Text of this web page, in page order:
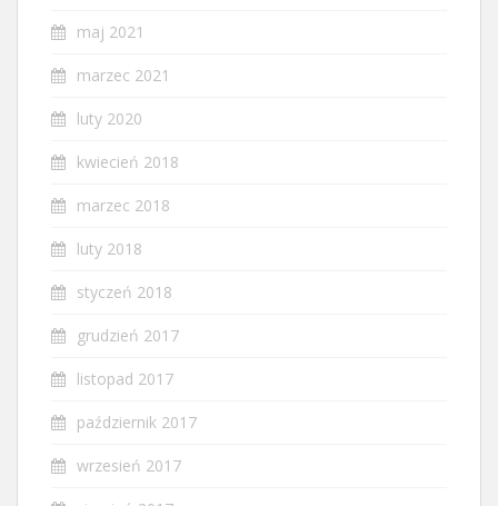
maj 2021
marzec 2021
luty 2020
kwiecień 2018
marzec 2018
luty 2018
styczeń 2018
grudzień 2017
listopad 2017
październik 2017
wrzesień 2017